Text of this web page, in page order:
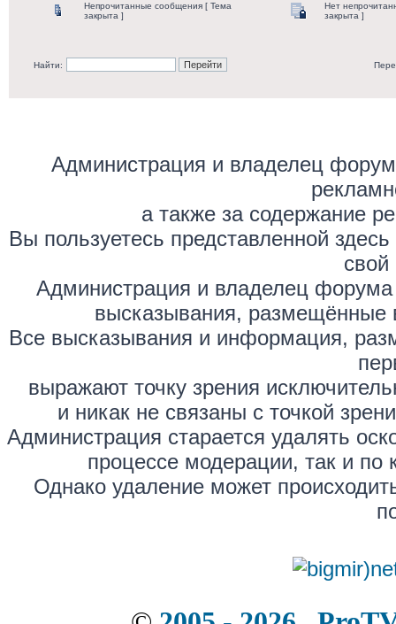
Непрочитанные сообщения [ Тема
закрыта ]
Нет
закрыта ]
Найти:
Администрация и владелец
а также за содержание
Вы пользуетесь представленной
свой
Администрация и владелец форума
высказывания, размещённые
Все высказывания и информация,
выражают точку зрения
и никак не связаны с точкой
Администрация старается удалять
процессе модерации, так и по
Однако удаление может